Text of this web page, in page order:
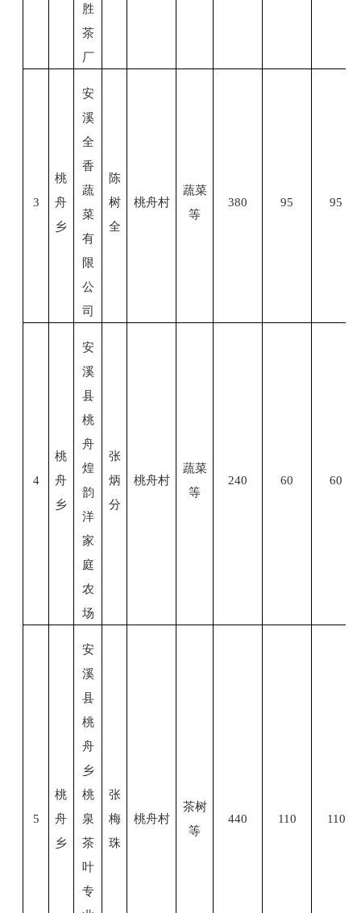
胜
茶
厂
3
桃
舟
乡
安
溪
全
香
蔬
菜
有
限
公
司
陈
树
全
桃舟村
蔬菜
等
380 95 95
4
桃
舟
乡
安
溪
县
桃
舟
煌
韵
洋
家
庭
农
场
张
炳
分
桃舟村
蔬菜
等
240 60 60
5
桃
舟
乡
安
溪
县
桃
舟
乡
桃
泉
茶
叶
专
张
梅
珠
桃舟村
茶树
等
440 110 110